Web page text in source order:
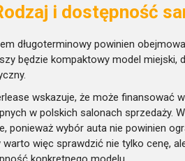
i dostępność
długoterminowy powinien
będzie kompaktowy model miejski,
wskazuje, że może finansować
w polskich salonach sprzedaży.
ponieważ wybór auta nie powinien
więc sprawdzić nie tylko cenę,